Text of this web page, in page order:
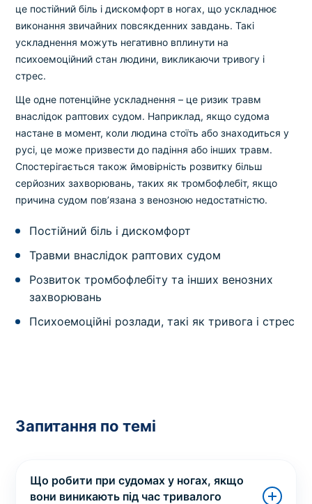
це постійний біль і дискомфорт в ногах, що ускладнює
виконання звичайних повсякденних завдань. Такі
ускладнення можуть негативно вплинути на
психоемоційний стан людини, викликаючи тривогу і
стрес.
Ще одне потенційне ускладнення – це ризик травм
внаслідок раптових судом. Наприклад, якщо судома
настане в момент, коли людина стоїть або знаходиться у
русі, це може призвести до падіння або інших травм.
Спостерігається також ймовірність розвитку більш
серйозних захворювань, таких як тромбофлебіт, якщо
причина судом пов’язана з венозною недостатністю.
Постійний біль і дискомфорт
Травми внаслідок раптових судом
Розвиток тромбофлебіту та інших венозних
захворювань
Психоемоційні розлади, такі як тривога і стрес
Запитання по темі
Що робити при судомах у ногах, якщо
вони виникають під час тривалого